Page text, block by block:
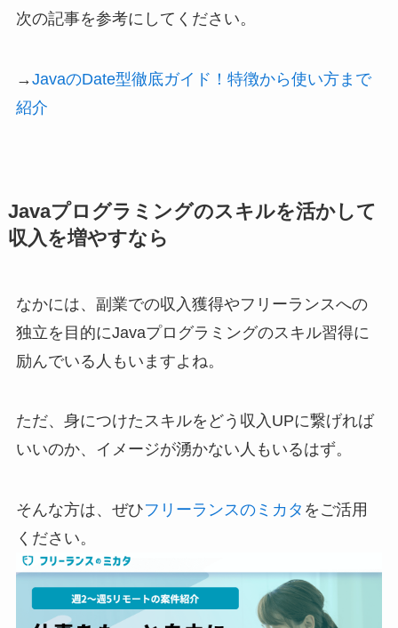
次の記事を参考にしてください。
→JavaのDate型徹底ガイド！特徴から使い方まで
紹介
Javaプログラミングのスキルを活かして
収入を増やすなら
なかには、副業での収入獲得やフリーランスへの
独立を目的にJavaプログラミングのスキル習得に
励んでいる人もいますよね。
ただ、身につけたスキルをどう収入UPに繋げれば
いいのか、イメージが湧かない人もいるはず。
そんな方は、ぜひフリーランスのミカタ をご活用
ください。